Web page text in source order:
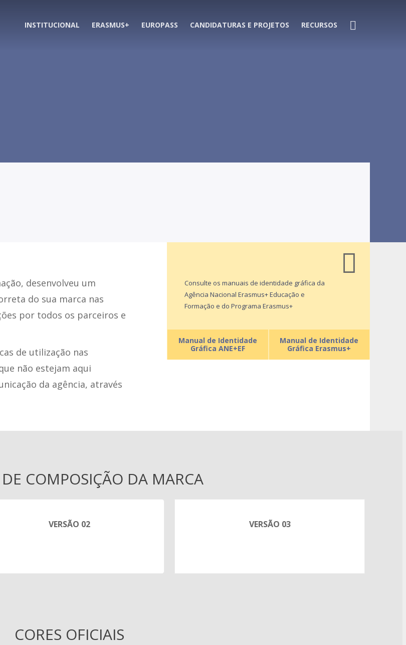
INSTITUCIONAL ERASMUS+ EUROPASS CANDIDATURAS E PROJETOS RECURSOS
desenvolveu um
do sua marca nas
por todos os parceiros e
de utilização nas
não estejam aqui
da agência, através
Consulte os manuais de identidade gráfica da
Agência Nacional Erasmus+ Educação e
Formação e do Programa Erasmus+
Manual de Identidade
Gráfica ANE+EF
Manual de Identidade
Gráfica Erasmus+
DE COMPOSIÇÃO DA MARCA
VERSÃO 02 VERSÃO 03
CORES OFICIAIS